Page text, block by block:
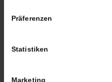
Präferenzen
Statistiken
Marketing
eine natürliche und
sorgen Essigsäure und